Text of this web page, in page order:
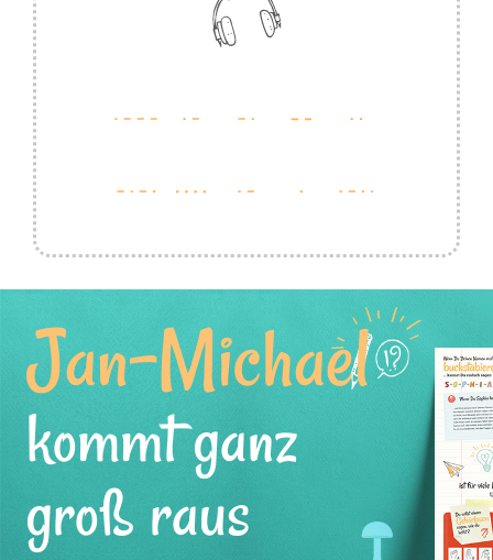
Jan-Michael
kommt ganz
groß raus